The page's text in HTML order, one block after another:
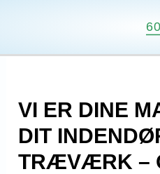
VI ER DINE
DIT
TRÆVÆRK –